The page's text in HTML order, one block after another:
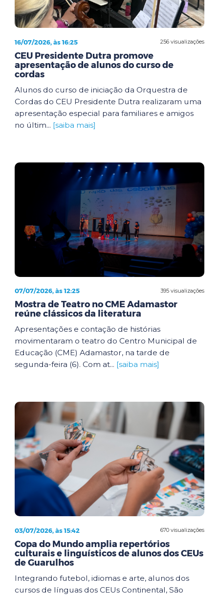
256 visualizações
16/07/2026, às 16:25
CEU Presidente Dutra promove
apresentação de alunos do curso de
cordas
Alunos do curso de iniciação da Orquestra de
Cordas do CEU Presidente Dutra realizaram uma
apresentação especial para familiares e amigos
no últim... [saiba mais]
395 visualizações
07/07/2026, às 12:25
Mostra de Teatro no CME Adamastor
reúne clássicos da literatura
Apresentações e contação de histórias
movimentaram o teatro do Centro Municipal de
Educação (CME) Adamastor, na tarde de
segunda-feira (6). Com at... [saiba mais]
670 visualizações
03/07/2026, às 15:42
Copa do Mundo amplia repertórios
culturais e linguísticos de alunos dos CEUs
de Guarulhos
Integrando futebol, idiomas e arte, alunos dos
cursos de línguas dos CEUs Continental, São